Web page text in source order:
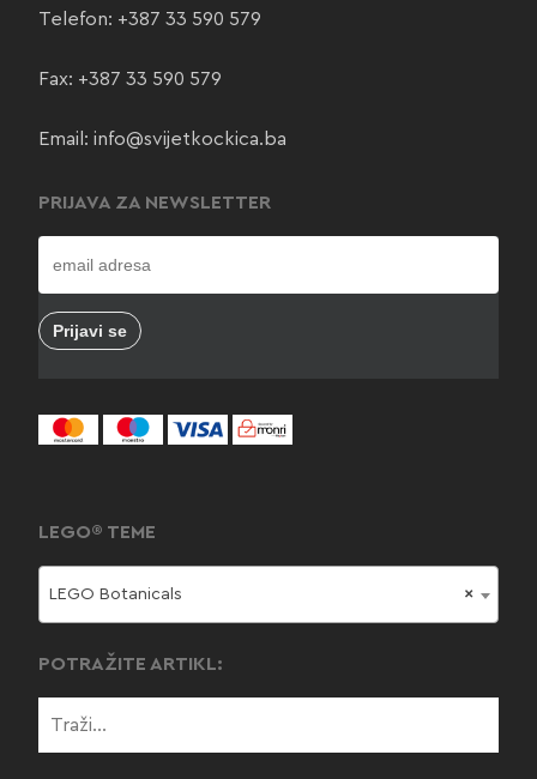
Telefon: +387 33 590 579
Fax: +387 33 590 579
Email: info@svijetkockica.ba
PRIJAVA ZA NEWSLETTER
LEGO® TEME
×
LEGO Botanicals
POTRAŽITE ARTIKL: